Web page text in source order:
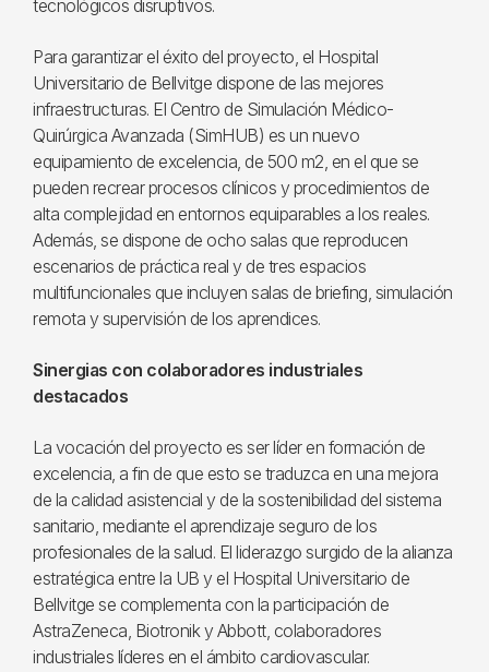
tecnológicos disruptivos.
Para garantizar el éxito del proyecto, el Hospital
Universitario de Bellvitge dispone de las mejores
infraestructuras. El Centro de Simulación Médico-
Quirúrgica Avanzada (SimHUB) es un nuevo
equipamiento de excelencia, de 500 m2, en el que se
pueden recrear procesos clínicos y procedimientos de
alta complejidad en entornos equiparables a los reales.
Además, se dispone de ocho salas que reproducen
escenarios de práctica real y de tres espacios
multifuncionales que incluyen salas de briefing, simulación
remota y supervisión de los aprendices.
Sinergias con colaboradores industriales
destacados
La vocación del proyecto es ser líder en formación de
excelencia, a fin de que esto se traduzca en una mejora
de la calidad asistencial y de la sostenibilidad del sistema
sanitario, mediante el aprendizaje seguro de los
profesionales de la salud. El liderazgo surgido de la alianza
estratégica entre la UB y el Hospital Universitario de
Bellvitge se complementa con la participación de
AstraZeneca, Biotronik y Abbott, colaboradores
industriales líderes en el ámbito cardiovascular.